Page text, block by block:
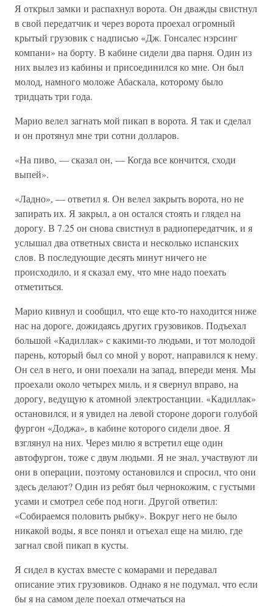
Я открыл замки и распахнул ворота. Он дважды свистнул
в свой передатчик и через ворота проехал огромный
крытый грузовик с надписью «Дж. Гонсалес нэрсинг
компани» на борту. В кабине сидели два парня. Один из
них вылез из кабины и присоединился ко мне. Он был
молод, намного моложе Абаскала, которому было
тридцать три года.
Марио велел загнать мой пикап в ворота. Я так и сделал
и он протянул мне три сотни долларов.
«На пиво, — сказал он, — Когда все кончится, сходи
выпей».
«Ладно», — ответил я. Он велел закрыть ворота, но не
запирать их. Я закрыл, а он остался стоять и глядел на
дорогу. В 7.25 он снова свистнул в радиопередатчик, и я
услышал два ответных свиста и несколько испанских
слов. В последующие десять минут ничего не
происходило, и я сказал ему, что мне надо поехать
отметиться.
Марио кивнул и сообщил, что еще кто-то находится ниже
нас на дороге, дожидаясь других грузовиков. Подъехал
большой «Кадиллак» с какими-то людьми, и тот молодой
парень, который был со мной у ворот, направился к нему.
Он сел в него, и они поехали на запад, впереди меня. Мы
проехали около четырех миль, и я свернул вправо, на
дорогу, ведущую к атомной электростанции. «Кадиллак»
остановился, и я увидел на левой стороне дороги голубой
фургон «Доджа», в кабине которого сидели двое. Я
взглянул на них. Через милю я встретил еще один
автофургон, тоже с двум людьми. Я не знал, участвуют ли
они в операции, поэтому остановился и спросил, что они
здесь делают? Один из ребят был чернокожим, с густыми
усами и смотрел себе под ноги. Другой ответил:
«Собираемся половить рыбку». Вокруг него не было
никакой воды, я все понял и отъехал еще на милю, где
загнал свой пикап в кусты.
Я сидел в кустах вместе с комарами и передавал
описание этих грузовиков. Однако я не подумал, что если
бы я на самом деле поехал отмечаться на